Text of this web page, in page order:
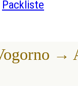
Packliste
→